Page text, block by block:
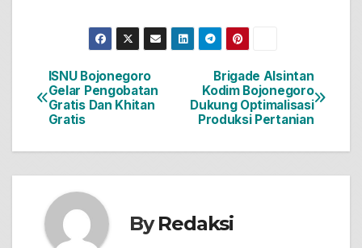
Navigasi
pos
Brigade Alsintan
Kodim Bojonegoro
Dukung Optimalisasi
Produksi Pertanian
ISNU Bojonegoro
Gelar Pengobatan
Gratis Dan Khitan
Gratis
ByRedaksi